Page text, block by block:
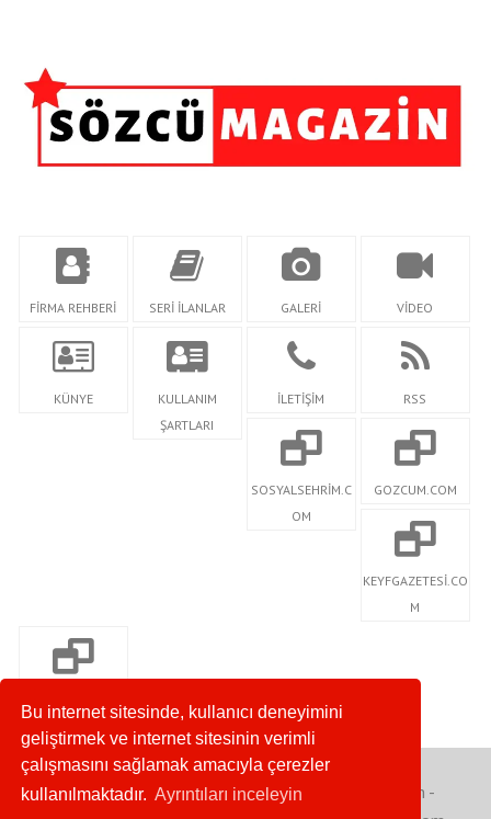
Bu internet sitesinde, kullanıcı deneyimini
geliştirmek ve internet sitesinin verimli
çalışmasını sağlamak amacıyla çerezler
kullanılmaktadır. Ayrıntıları inceleyin
FİRMA REHBERİ SERİ İLANLAR GALERİ VİDEO
KÜNYE
KULLANIM
ŞARTLARI
İLETİŞİM RSS
SOSYALSEHRİM.C
OM
GOZCUM.COM
KEYFGAZETESİ.CO
M
Copyright © 2020. Her Hakkı Saklıdır. gozcum.com -